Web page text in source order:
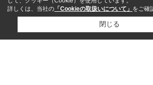
詳しくは、当社の 「Cookieの取扱いについて」 をご確
閉じる